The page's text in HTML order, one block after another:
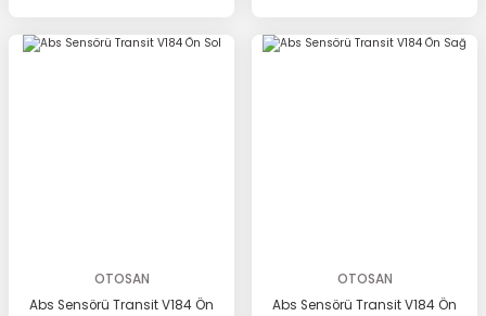
OTOSAN
Abs Sensörü Transit V184 Ön
OTOSAN
Abs Sensörü Transit V184 Ön